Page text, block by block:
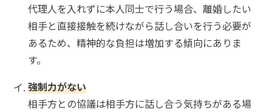
代理人を入れずに本人同士で行う場合、離婚したい
相手と直接接触を続けながら話し合いを行う必要が
あるため、精神的な負担は増加する傾向にありま
す。
強制力がない
相手方との協議は相手方に話し合う気持ちがある場